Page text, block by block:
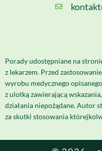
Porady udostępniane na
z lekarzem. Przed
wyrobu medycznego
z ulotką zawierającą
działania niepożądane. Autor
za skutki stosowania